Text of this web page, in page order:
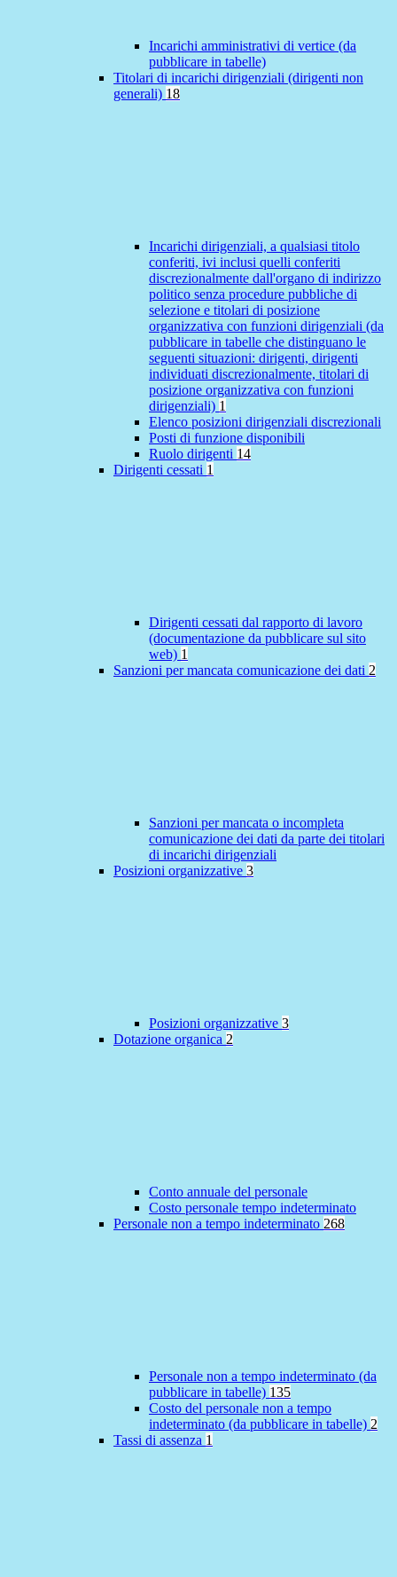
Incarichi amministrativi di vertice (da
pubblicare in tabelle)
Titolari di incarichi dirigenziali (dirigenti non
generali) 18
Incarichi dirigenziali, a qualsiasi titolo
conferiti, ivi inclusi quelli conferiti
discrezionalmente dall'organo di indirizzo
politico senza procedure pubbliche di
selezione e titolari di posizione
organizzativa con funzioni dirigenziali (da
pubblicare in tabelle che distinguano le
seguenti situazioni: dirigenti, dirigenti
individuati discrezionalmente, titolari di
posizione organizzativa con funzioni
dirigenziali) 1
Elenco posizioni dirigenziali discrezionali
Posti di funzione disponibili
Ruolo dirigenti 14
Dirigenti cessati 1
Dirigenti cessati dal rapporto di lavoro
(documentazione da pubblicare sul sito
web) 1
Sanzioni per mancata comunicazione dei dati 2
Sanzioni per mancata o incompleta
comunicazione dei dati da parte dei titolari
di incarichi dirigenziali
Posizioni organizzative 3
Posizioni organizzative 3
Dotazione organica 2
Conto annuale del personale
Costo personale tempo indeterminato
Personale non a tempo indeterminato 268
Personale non a tempo indeterminato (da
pubblicare in tabelle) 135
Costo del personale non a tempo
indeterminato (da pubblicare in tabelle) 2
Tassi di assenza 1